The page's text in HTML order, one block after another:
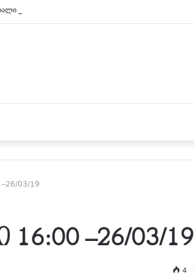
ამბები 15:00 საათზე
–26/03/19
–26/03/19
4